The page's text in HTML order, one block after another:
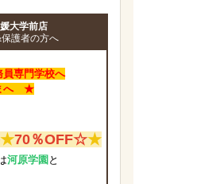
大学前店
護者の方へ
専門学校へ
へ ★
★70％OFF☆★
河原学園 と